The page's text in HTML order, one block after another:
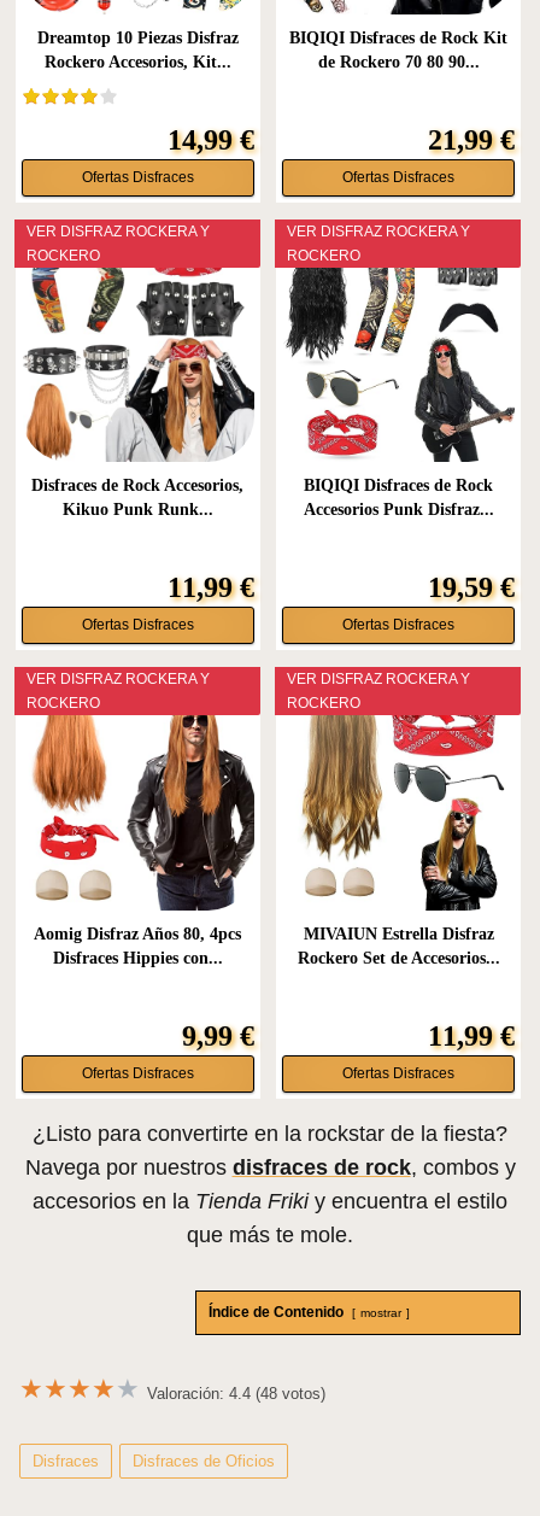
Dreamtop 10 Piezas Disfraz
Rockero Accesorios, Kit...
14,99 €
Ofertas Disfraces
BIQIQI Disfraces de Rock Kit
de Rockero 70 80 90...
21,99 €
Ofertas Disfraces
VER DISFRAZ ROCKERA Y
ROCKERO
Disfraces de Rock Accesorios,
Kikuo Punk Runk...
11,99 €
Ofertas Disfraces
VER DISFRAZ ROCKERA Y
ROCKERO
BIQIQI Disfraces de Rock
Accesorios Punk Disfraz...
19,59 €
Ofertas Disfraces
VER DISFRAZ ROCKERA Y
ROCKERO
Aomig Disfraz Años 80, 4pcs
Disfraces Hippies con...
9,99 €
Ofertas Disfraces
VER DISFRAZ ROCKERA Y
ROCKERO
MIVAIUN Estrella Disfraz
Rockero Set de Accesorios...
11,99 €
Ofertas Disfraces
¿Listo para convertirte en la rockstar de la fiesta?
Navega por nuestros disfraces de rock, combos y
accesorios en la Tienda Frikiy encuentra el estilo
que más te mole.
Índice de Contenido mostrar
★★★★★ Valoración: 4.4 (48 votos)
Disfraces Disfraces de Oficios